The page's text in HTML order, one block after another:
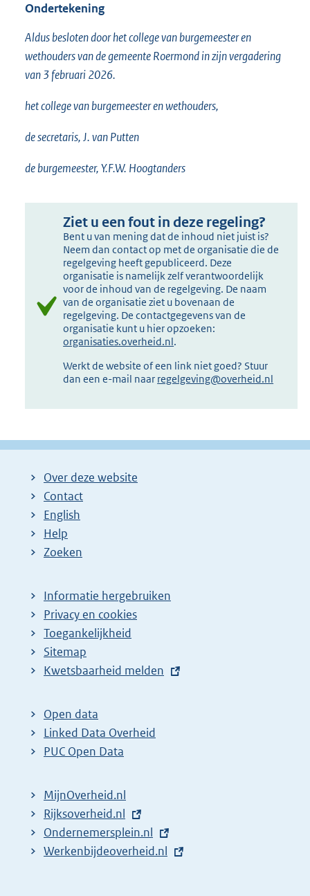
Ondertekening
Aldus besloten door het college van burgemeester en
wethouders van de gemeente Roermond in zijn vergadering
van 3 februari 2026.
het college van burgemeester en wethouders,
de secretaris, J. van Putten
de burgemeester, Y.F.W. Hoogtanders
Ziet u een fout in deze regeling?
Bent u van mening dat de inhoud niet juist is?
Neem dan contact op met de organisatie die de
regelgeving heeft gepubliceerd. Deze
organisatie is namelijk zelf verantwoordelijk
voor de inhoud van de regelgeving. De naam
van de organisatie ziet u bovenaan de
regelgeving. De contactgegevens van de
organisatie kunt u hier opzoeken:
organisaties.overheid.nl.
Werkt de website of een link niet goed? Stuur
dan een e-mail naar regelgeving@overheid.nl
Over deze website
Contact
English
Help
Zoeken
Informatie hergebruiken
Privacy en cookies
Toegankelijkheid
Sitemap
E
t
e
r
l
i
n
k
Kwetsbaarheid melden
Open data
Linked Data Overheid
PUC Open Data
MijnOverheid.nl
E
x
t
Rijksoverheid.nl
E
x
Ondernemersplein.nl
E
Werkenbijdeoverheid.nl